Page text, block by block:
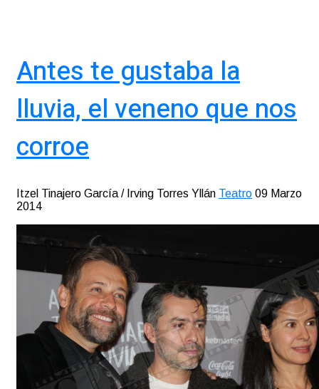
Antes te gustaba la
lluvia, el veneno que nos
corroe
Itzel Tinajero García / Irving Torres Yllán Teatro 09 Marzo
2014